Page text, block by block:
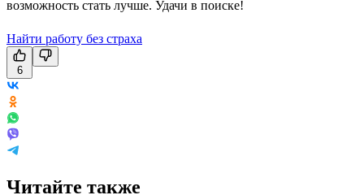
возможность стать лучше. Удачи в поиске!
Найти работу без страха
6
Читайте также